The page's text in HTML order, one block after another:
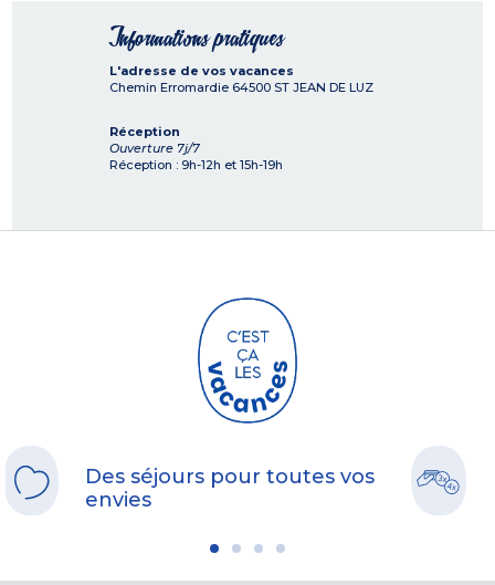
Informations pratiques
L'adresse de vos vacances
Chemin Erromardie 64500 ST JEAN DE LUZ
Réception
Ouverture 7j/7
Réception : 9h-12h et 15h-19h
Des séjours pour toutes vos
envies